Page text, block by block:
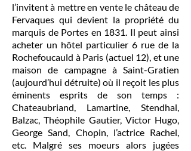
l’invitent à mettre en vente le château de
Fervaques qui devient la propriété du
marquis de Portes en 1831. Il peut ainsi
acheter un hôtel particulier 6 rue de la
Rochefoucauld à Paris (actuel 12), et une
maison de campagne à Saint-Gratien
(aujourd’hui détruite) où il reçoit les plus
éminents esprits de son temps :
Chateaubriand, Lamartine, Stendhal,
Balzac, Théophile Gautier, Victor Hugo,
George Sand, Chopin, l’actrice Rachel,
etc. Malgré ses moeurs alors jugées